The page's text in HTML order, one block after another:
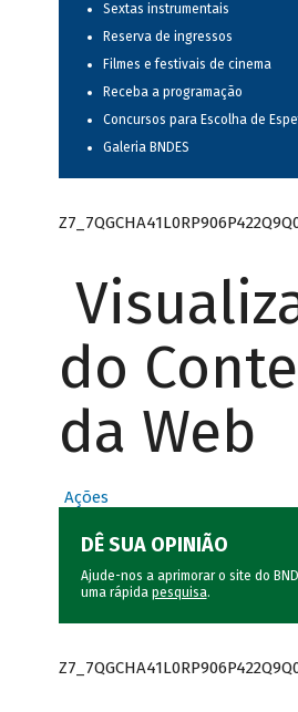
Sextas instrumentais
Reserva de ingressos
Filmes e festivais de cinema
Receba a programação
Concursos para Escolha de
Galeria BNDES
do
da Web
Ações
DÊ SUA OPINIÃO
Ajude-nos a aprimorar o site do
uma rápida pesquisa.